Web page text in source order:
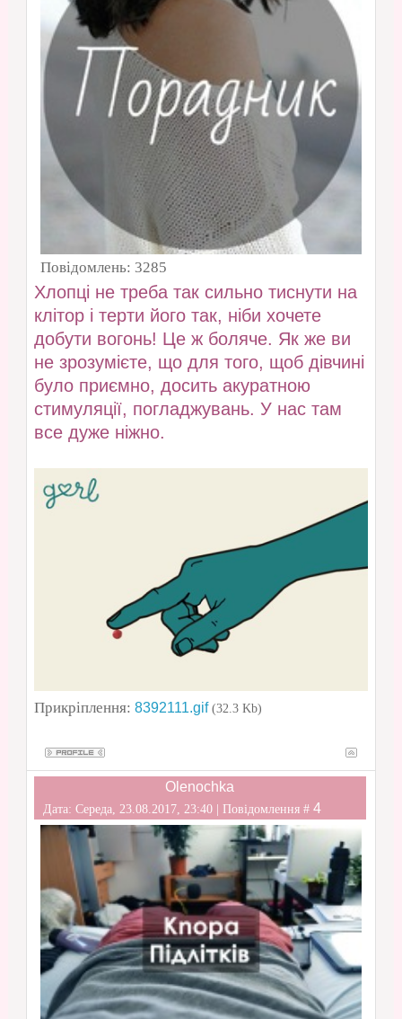
Повідомлень: 3285
Хлопці не треба так сильно тиснути на
клітор і терти його так, ніби хочете
добути вогонь! Це ж боляче. Як же ви
не зрозумієте, що для того, щоб дівчині
було приємно, досить акуратною
стимуляції, погладжувань. У нас там
все дуже ніжно.
Прикріплення: 8392111.gif (32.3 Kb)
Olenochka
Дата: Середа, 23.08.2017, 23:40 | Повідомлення # 4